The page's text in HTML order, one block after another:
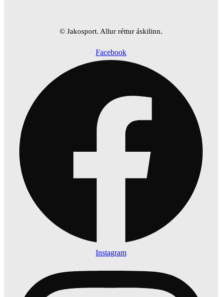
© Jakosport. Allur réttur áskilinn.
Facebook
Instagram